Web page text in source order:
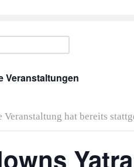
Veranstaltungen
Veranstaltung hat bereits